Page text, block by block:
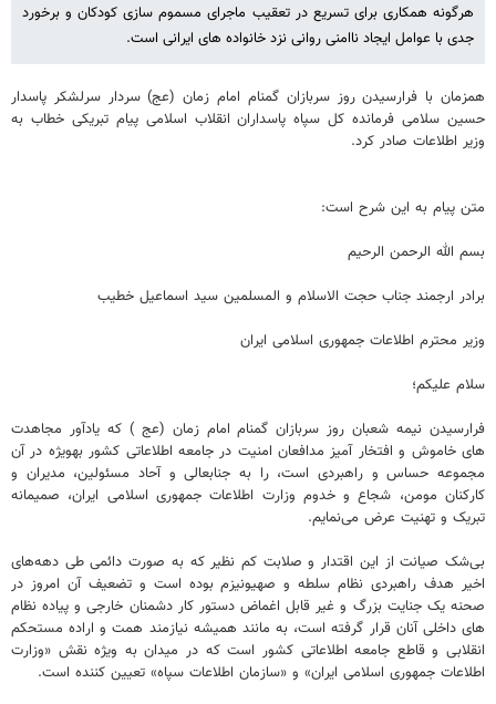
هرگونه همکاری برای تسریع در تعقیب ماجرای مسموم سازی کودکان و برخورد
جدی با عوامل ایجاد ناامنی روانی نزد خانواده های ایرانی است.
همزمان با فرارسیدن روز سربازان گمنام امام زمان (عج) سردار سرلشکر پاسدار
حسین سلامی فرمانده کل سپاه پاسداران انقلاب اسلامی پیام تبریکی خطاب به
وزیر اطلاعات صادر کرد.
متن پیام به این شرح است:
بسم الله الرحمن الرحیم
برادر ارجمند جناب حجت الاسلام و المسلمین سید اسماعیل خطیب
وزیر محترم اطلاعات جمهوری اسلامی ایران
سلام علیکم؛
فرارسیدن نیمه شعبان روز سربازان گمنام امام زمان (عج ) که یادآور مجاهدت
های خاموش و افتخار آمیز مدافعان امنیت در جامعه اطلاعاتی کشور بهویژه در آن
مجموعه حساس و راهبردی است، را به جنابعالی و آحاد مسئولین، مدیران و
کارکنان مومن، شجاع و خدوم وزارت اطلاعات جمهوری اسلامی ایران، صمیمانه
تبریک و تهنیت عرض می‌نمایم.
بی‌شک صیانت از این اقتدار و صلابت کم نظیر که به صورت دائمی طی دهه‌های
اخیر هدف راهبردی نظام سلطه و صهیونیزم بوده است و تضعیف آن امروز در
صحنه یک جنایت بزرگ و غیر قابل اغماض دستور کار دشمنان خارجی و پیاده نظام
های داخلی آنان قرار گرفته است، به مانند همیشه نیازمند همت و اراده مستحکم
انقلابی و قاطع جامعه اطلاعاتی کشور است که در میدان به ویژه نقش «وزارت
اطلاعات جمهوری اسلامی ایران» و «سازمان اطلاعات سپاه» تعیین کننده است.